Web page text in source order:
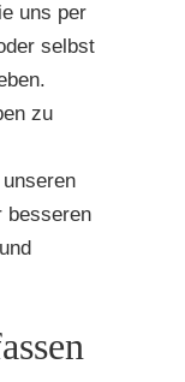
uns per
selbst
zu
besseren